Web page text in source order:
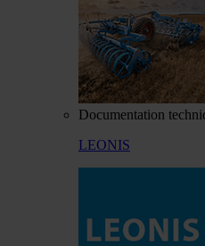
Documentation
LEONIS